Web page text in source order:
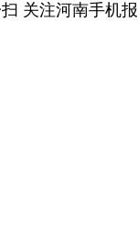
关注河南手机报